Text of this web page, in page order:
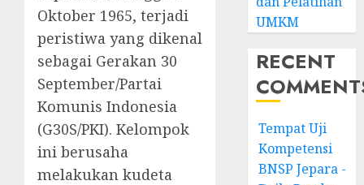
Oktober 1965, terjadi
peristiwa yang dikenal
sebagai Gerakan 30
September/Partai
Komunis Indonesia
(G30S/PKI). Kelompok
ini berusaha
melakukan kudeta
UMKM
RECENT
Tempat Uji
Kompetensi
BNSP Jepara -